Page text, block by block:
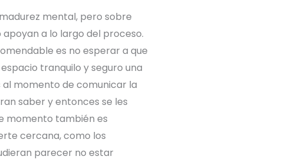
mental, pero sobre
a lo largo del proceso.
es no esperar a que
tranquilo y seguro una
momento de comunicar la
saber y entonces se les
momento también es
cercana, como los
parecer no estar